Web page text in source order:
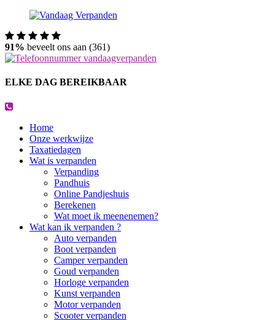
91% beveelt ons aan (361)
ELKE DAG BEREIKBAAR
Home
Onze werkwijze
Taxatiedagen
Wat is verpanden
Verpanding
Pandhuis
Online Pandjeshuis
Berekenen
Wat moet ik meenenemen?
Wat kan ik verpanden ?
Auto verpanden
Boot verpanden
Camper verpanden
Goud verpanden
Horloge verpanden
Kunst verpanden
Motor verpanden
Scooter verpanden